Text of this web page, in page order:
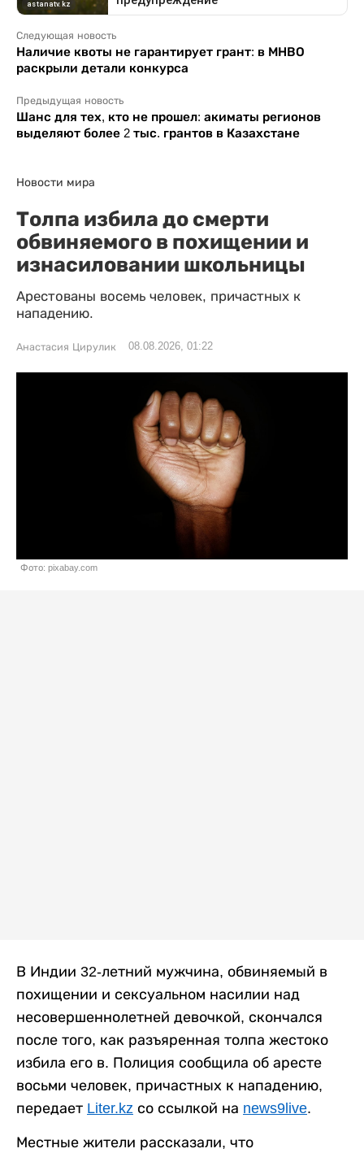
Следующая новость
Наличие квоты не гарантирует грант: в МНВО
раскрыли детали конкурса
Предыдущая новость
Шанс для тех, кто не прошел: акиматы регионов
выделяют более 2 тыс. грантов в Казахстане
Новости мира
Толпа избила до смерти
обвиняемого в похищении и
изнасиловании школьницы
Арестованы восемь человек, причастных к
нападению.
Анастасия Цирулик 08.08.2026, 01:22
Фото: pixabay.com
В Индии 32-летний мужчина, обвиняемый в
похищении и сексуальном насилии над
несовершеннолетней девочкой, скончался
после того, как разъяренная толпа жестоко
избила его в. Полиция сообщила об аресте
восьми человек, причастных к нападению,
передает Liter.kz со ссылкой на news9live.
Местные жители рассказали, что